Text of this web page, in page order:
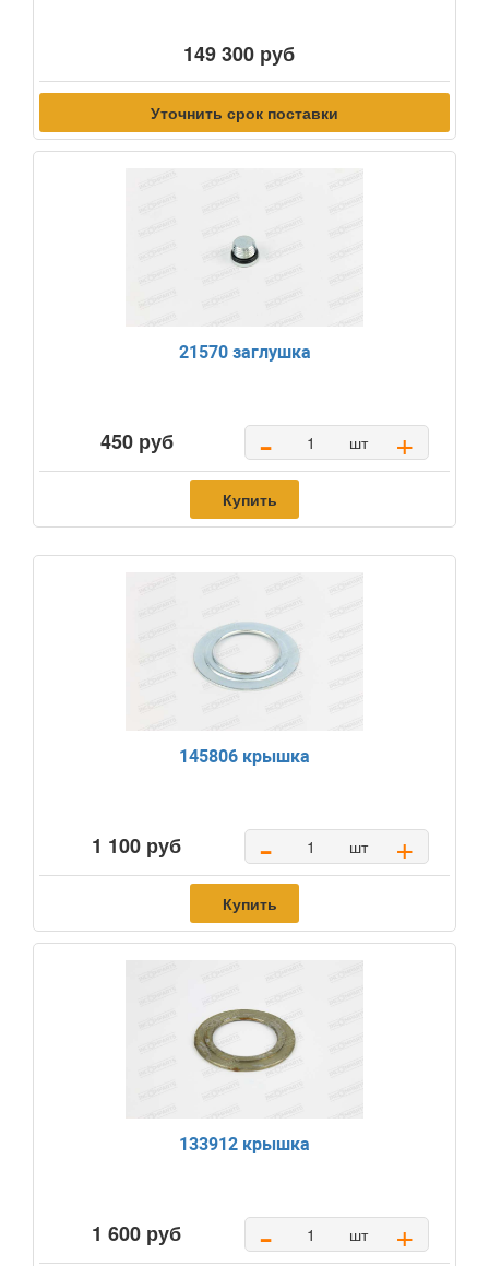
149 300 руб
Уточнить срок поставки
21570 заглушка
450 руб - шт +
Купить
145806 крышка
1 100 руб - шт +
Купить
133912 крышка
1 600 руб - шт +